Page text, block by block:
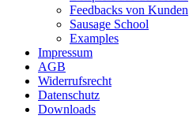
Feedbacks von Kunden
Sausage School
Examples
Impressum
AGB
Widerrufsrecht
Datenschutz
Downloads